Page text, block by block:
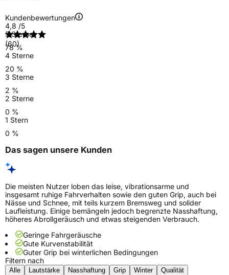
Kundenbewertungen
4,8 /5
(60)
5 Sterne
78 %
4 Sterne
20 %
3 Sterne
2 %
2 Sterne
0 %
1 Stern
0 %
Das sagen unsere Kunden
Die meisten Nutzer loben das leise, vibrationsarme und
insgesamt ruhige Fahrverhalten sowie den guten Grip, auch bei
Nässe und Schnee, mit teils kurzem Bremsweg und solider
Laufleistung. Einige bemängeln jedoch begrenzte Nasshaftung,
höheres Abrollgeräusch und etwas steigenden Verbrauch.
Geringe Fahrgeräusche
Gute Kurvenstabilität
Guter Grip bei winterlichen Bedingungen
Filtern nach
Alle Lautstärke Nasshaftung Grip Winter
Qualität